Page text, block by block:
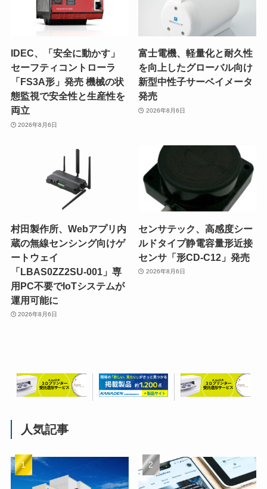
IDEC、「安全に動かす」
セーフティコントローラ
「FS3A形」発売 機械の状
態監視で安全性と生産性を
両立
2026年8月6日
富士電機、軽量化と耐久性
を向上したグローバル向け
新型中性子サーベイメータ
発売
2026年8月6日
村田製作所、Webアプリ内
蔵の無線センシング向けゲ
ートウェイ
「LBAS0ZZ2SU-001」専
用PC不要でIoTシステムが
運用可能に
2026年8月6日
センサテック、高感度シー
ルドタイプ静電容量形近接
センサ「形CD-C12」発売
2026年8月6日
人気記事